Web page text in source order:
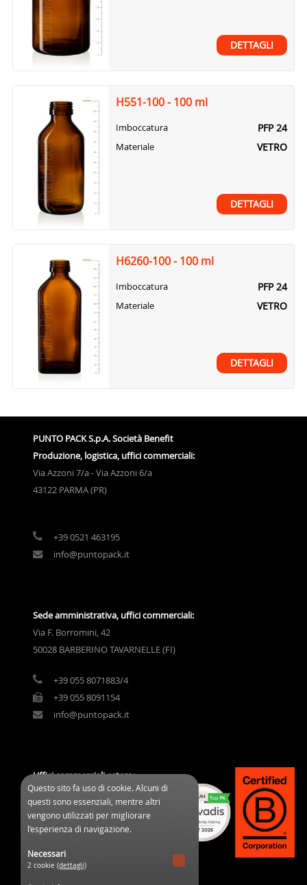
DETTAGLI
H551-100 - 100 ml
Imboccatura PFP 24
Materiale VETRO
DETTAGLI
H6260-100 - 100 ml
Imboccatura PFP 24
Materiale VETRO
DETTAGLI
PUNTO PACK S.p.A. Società Benefit
Produzione, logistica, uffici commerciali:
Via Azzoni 7/a - Via Azzoni 6/a
43122 PARMA (PR)
+39 0521 463195
info@puntopack.it
Sede amministrativa, uffici commerciali:
Via F. Borromini, 42
50028 BARBERINO TAVARNELLE (FI)
+39 055 8071883/4
+39 055 8091154
info@puntopack.it
Uffici commerciali estero:
3 Cours des Clos Durs
03800 Gannat (France)
commercial@ppifrance.com
Questo sito fa uso di cookie. Alcuni di
questi sono essenziali, mentre altri
vengono utilizzati per migliorare
l’esperienza di navigazione.
Necessari
2 cookie (dettagli)